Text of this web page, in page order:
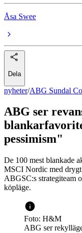
Åsa Swee
Dela
nyheter/ABG Sundal
ABG ser
pessimism"
De 100 mest blankade
MSCI Nordic med drygt
ABGSC:s strategi­team
köpläge.
Foto: H&M
ABG ser